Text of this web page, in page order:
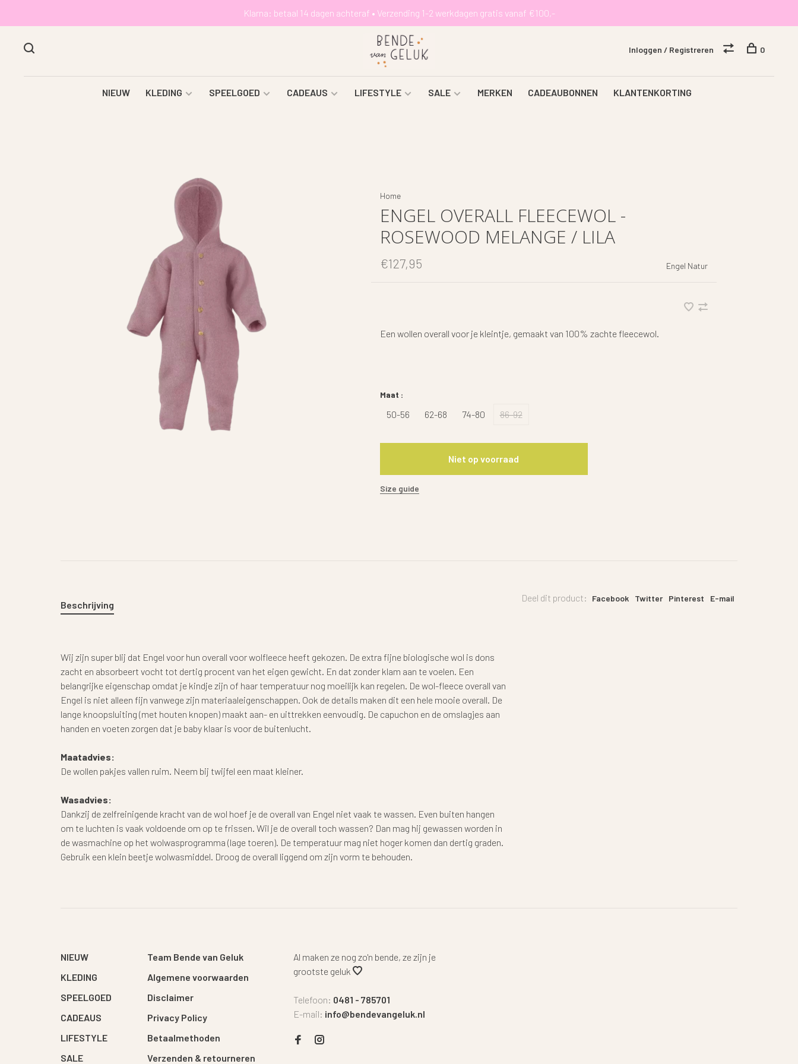
Klarna: betaal 14 dagen achteraf • Verzending 1-2 werkdagen gratis vanaf €100,-
NIEUW KLEDING SPEELGOED CADEAUS LIFESTYLE SALE MERKEN CADEAUBONNEN KLANTENKORTING
Inloggen / Registreren 0
Home
ENGEL OVERALL FLEECEWOL -
ROSEWOOD MELANGE / LILA
€127,95 Engel Natur
Een wollen overall voor je kleintje, gemaakt van 100% zachte fleecewol.
Maat :
50-56 62-68 74-80 86-92
Niet op voorraad
Size guide
Deel dit product: Facebook Twitter Pinterest E-mail
Beschrijving
Wij zijn super blij dat Engel voor hun overall voor wolfleece heeft gekozen. De extra fijne biologische wol is dons
zacht en absorbeert vocht tot dertig procent van het eigen gewicht. En dat zonder klam aan te voelen. Een
belangrijke eigenschap omdat je kindje zijn of haar temperatuur nog moeilijk kan regelen. De wol-fleece overall van
Engel is niet alleen fijn vanwege zijn materiaaleigenschappen. Ook de details maken dit een hele mooie overall. De
lange knoopsluiting (met houten knopen) maakt aan- en uittrekken eenvoudig. De capuchon en de omslagjes aan
handen en voeten zorgen dat je baby klaar is voor de buitenlucht.
Maatadvies:
De wollen pakjes vallen ruim. Neem bij twijfel een maat kleiner.
Wasadvies:
Dankzij de zelfreinigende kracht van de wol hoef je de overall van Engel niet vaak te wassen. Even buiten hangen
om te luchten is vaak voldoende om op te frissen. Wil je de overall toch wassen? Dan mag hij gewassen worden in
de wasmachine op het wolwasprogramma (lage toeren). De temperatuur mag niet hoger komen dan dertig graden.
Gebruik een klein beetje wolwasmiddel. Droog de overall liggend om zijn vorm te behouden.
NIEUW
KLEDING
SPEELGOED
CADEAUS
LIFESTYLE
SALE
Team Bende van Geluk
Algemene voorwaarden
Disclaimer
Privacy Policy
Betaalmethoden
Verzenden & retourneren
Al maken ze nog zo'n bende, ze zijn je
grootste geluk
Telefoon: 0481 - 785701
E-mail: info@bendevangeluk.nl